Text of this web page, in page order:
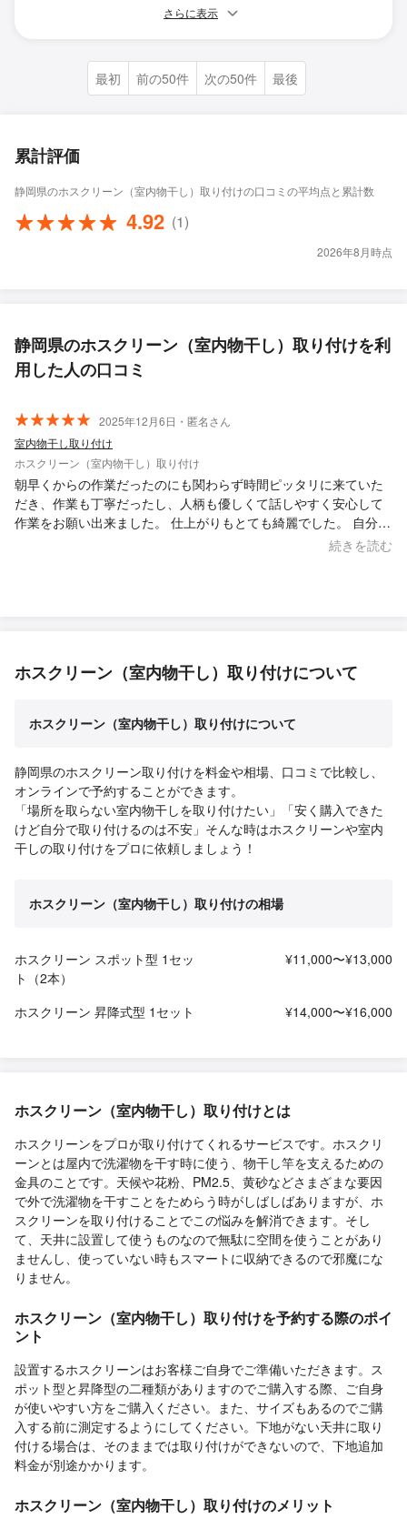
さらに表示
最初 前の50件 次の50件 最後
累計評価
静岡県のホスクリーン（室内物干し）取り付けの口コミの平均点と累計数
4.92 (1)
2026年8月時点
静岡県のホスクリーン（室内物干し）取り付けを利
用した人の口コミ
2025年12月6日・匿名さん
室内物干し取り付け
ホスクリーン（室内物干し）取り付け
朝早くからの作業だったのにも関わらず時間ピッタリに来ていた
だき、作業も丁寧だったし、人柄も優しくて話しやすく安心して
作業をお願い出来ました。 仕上がりもとても綺麗でした。 自分で
はなかなか出来ない作業だったのでお願いして正解でした。また
続きを読む
ホスクリーン（室内物干し）取り付けについて
ホスクリーン（室内物干し）取り付けについて
静岡県のホスクリーン取り付けを料金や相場、口コミで比較し、
オンラインで予約することができます。
「場所を取らない室内物干しを取り付けたい」「安く購入できた
けど自分で取り付けるのは不安」そんな時はホスクリーンや室内
干しの取り付けをプロに依頼しましょう！
ホスクリーン（室内物干し）取り付けの相場
ホスクリーン スポット型 1セッ
ト（2本）
¥11,000〜¥13,000
ホスクリーン 昇降式型 1セット ¥14,000〜¥16,000
ホスクリーン（室内物干し）取り付けとは
ホスクリーンをプロが取り付けてくれるサービスです。ホスクリ
ーンとは屋内で洗濯物を干す時に使う、物干し竿を支えるための
金具のことです。天候や花粉、PM2.5、黄砂などさまざまな要因
で外で洗濯物を干すことをためらう時がしばしばありますが、ホ
スクリーンを取り付けることでこの悩みを解消できます。そし
て、天井に設置して使うものなので無駄に空間を使うことがあり
ませんし、使っていない時もスマートに収納できるので邪魔にな
りません。
ホスクリーン（室内物干し）取り付けを予約する際のポイ
ント
設置するホスクリーンはお客様ご自身でご準備いただきます。ス
ポット型と昇降型の二種類がありますのでご購入する際、ご自身
が使いやすい方をご購入ください。また、サイズもあるのでご購
入する前に測定するようにしてください。下地がない天井に取り
付ける場合は、そのままでは取り付けができないので、下地追加
料金が別途かかります。
ホスクリーン（室内物干し）取り付けのメリット